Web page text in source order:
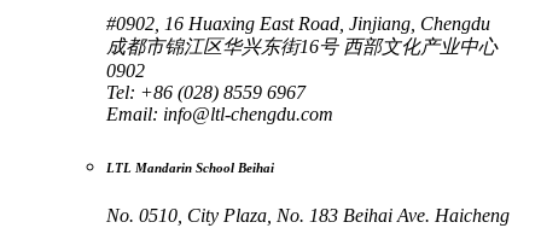
#0902, 16 Huaxing East Road, Jinjiang, Chengdu
成都市锦江区华兴东街16号 西部文化产业中心
0902
Tel: +86 (028) 8559 6967
Email: info@ltl-chengdu.com
LTL Mandarin School Beihai
No. 0510, City Plaza, No. 183 Beihai Ave. Haicheng